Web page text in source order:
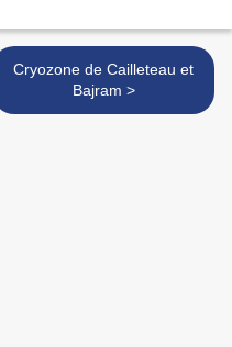
Cryozone de Cailleteau et
Bajram >